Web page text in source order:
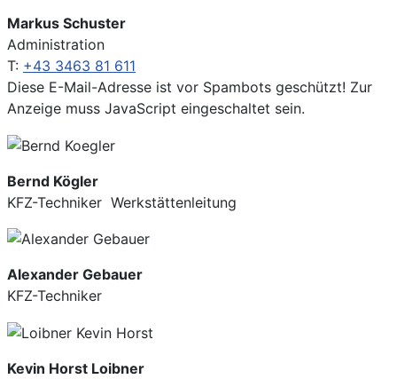
Markus Schuster
Administration
T: +43 3463 81 611
Diese E-Mail-Adresse ist vor Spambots geschützt! Zur
Anzeige muss JavaScript eingeschaltet sein.
Bernd Kögler
KFZ-Techniker Werkstättenleitung
Alexander Gebauer
KFZ-Techniker
Kevin Horst Loibner